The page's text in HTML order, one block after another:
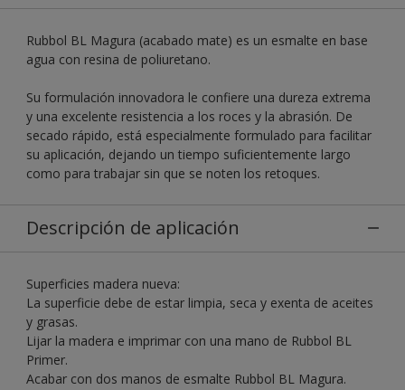
Rubbol BL Magura (acabado mate) es un esmalte en base
agua con resina de poliuretano.
Su formulación innovadora le confiere una dureza extrema
y una excelente resistencia a los roces y la abrasión. De
secado rápido, está especialmente formulado para facilitar
su aplicación, dejando un tiempo suficientemente largo
como para trabajar sin que se noten los retoques.
Descripción de aplicación
Superficies madera nueva:
La superficie debe de estar limpia, seca y exenta de aceites
y grasas.
Lijar la madera e imprimar con una mano de Rubbol BL
Primer.
Acabar con dos manos de esmalte Rubbol BL Magura.